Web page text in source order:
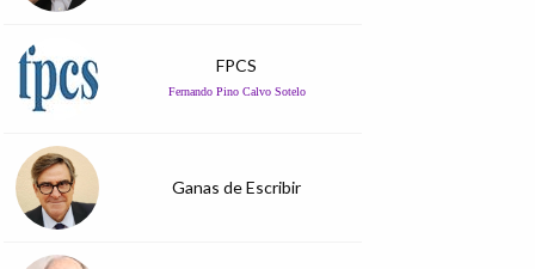
FPCS
Fernando Pino Calvo Sotelo
Ganas de Escribir